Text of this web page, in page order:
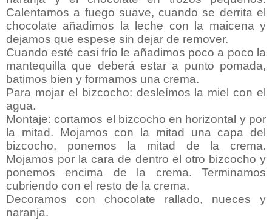
Calentamos a fuego suave, cuando se derrita el
chocolate añadimos la leche con la maicena y
dejamos que espese sin dejar de remover.
Cuando esté casi frío le añadimos poco a poco la
mantequilla que deberá estar a punto pomada,
batimos bien y formamos una crema.
Para mojar el bizcocho: desleímos la miel con el
agua.
Montaje: cortamos el bizcocho en horizontal y por
la mitad. Mojamos con la mitad una capa del
bizcocho, ponemos la mitad de la crema.
Mojamos por la cara de dentro el otro bizcocho y
ponemos encima de la crema. Terminamos
cubriendo con el resto de la crema.
Decoramos con chocolate rallado, nueces y
naranja.